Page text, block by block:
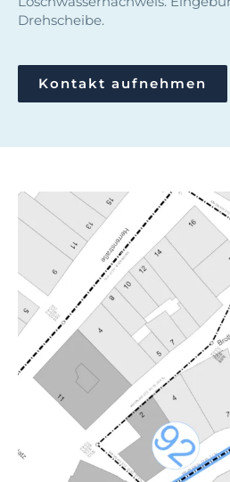
Drehscheibe.
Kontakt aufnehmen